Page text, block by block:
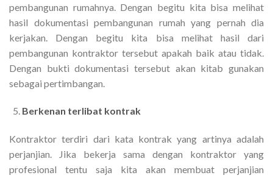
pembangunan rumahnya. Dengan begitu kita bisa melihat
hasil dokumentasi pembangunan rumah yang pernah dia
kerjakan. Dengan begitu kita bisa melihat hasil dari
pembangunan kontraktor tersebut apakah baik atau tidak.
Dengan bukti dokumentasi tersebut akan kitab gunakan
sebagai pertimbangan.
Berkenan terlibat kontrak
Kontraktor terdiri dari kata kontrak yang artinya adalah
perjanjian. Jika bekerja sama dengan kontraktor yang
profesional tentu saja kita akan membuat perjanjian